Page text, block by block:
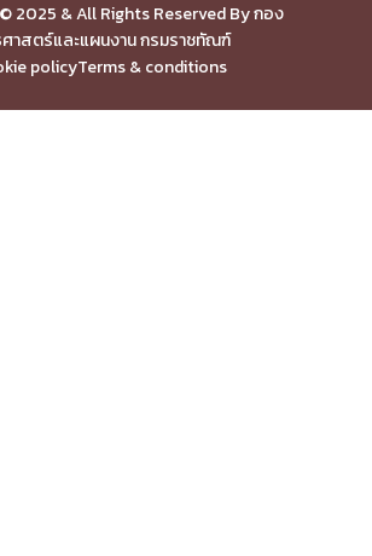
2025 & All Rights Reserved By กอง
าสตร์และแผนงาน กรมราชทัณฑ์
policyTerms & conditions